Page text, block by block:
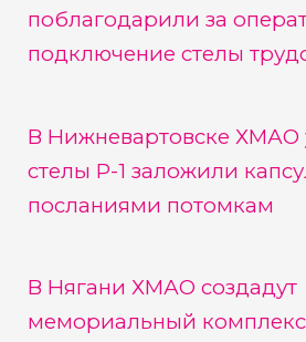
поблагодарили за
подключение стелы
В Нижневартовске ХМАО
стелы Р-1 заложили
посланиями потомкам
В Нягани ХМАО создадут
мемориальный комплекс